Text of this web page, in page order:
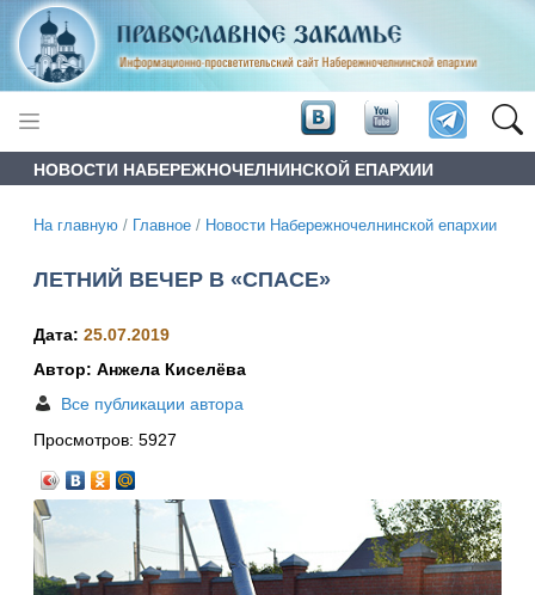
НОВОСТИ НАБЕРЕЖНОЧЕЛНИНСКОЙ ЕПАРХИИ
На главную / Главное / Новости Набережночелнинской епархии
ЛЕТНИЙ ВЕЧЕР В «СПАСЕ»
Дата: 25.07.2019
Автор: Анжела Киселёва
Все публикации автора
Просмотров: 5927